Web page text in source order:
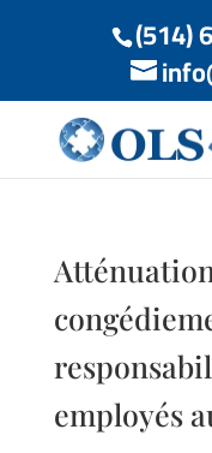
(514)
employés